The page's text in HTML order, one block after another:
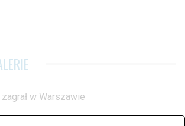
zagrał w Warszawie